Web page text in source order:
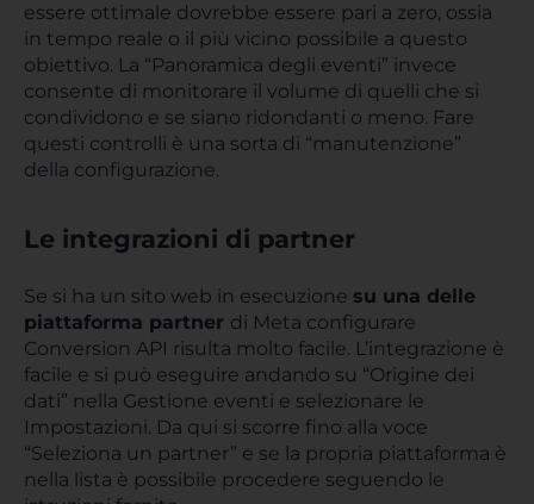
essere ottimale dovrebbe essere pari a zero, ossia
in tempo reale o il più vicino possibile a questo
obiettivo. La “Panoramica degli eventi” invece
consente di monitorare il volume di quelli che si
condividono e se siano ridondanti o meno. Fare
questi controlli è una sorta di “manutenzione”
della configurazione.
Le integrazioni di partner
Se si ha un sito web in esecuzione su una delle
piattaforma partner di Meta configurare
Conversion API risulta molto facile. L’integrazione è
facile e si può eseguire andando su “Origine dei
dati” nella Gestione eventi e selezionare le
Impostazioni. Da qui si scorre fino alla voce
“Seleziona un partner” e se la propria piattaforma è
nella lista è possibile procedere seguendo le